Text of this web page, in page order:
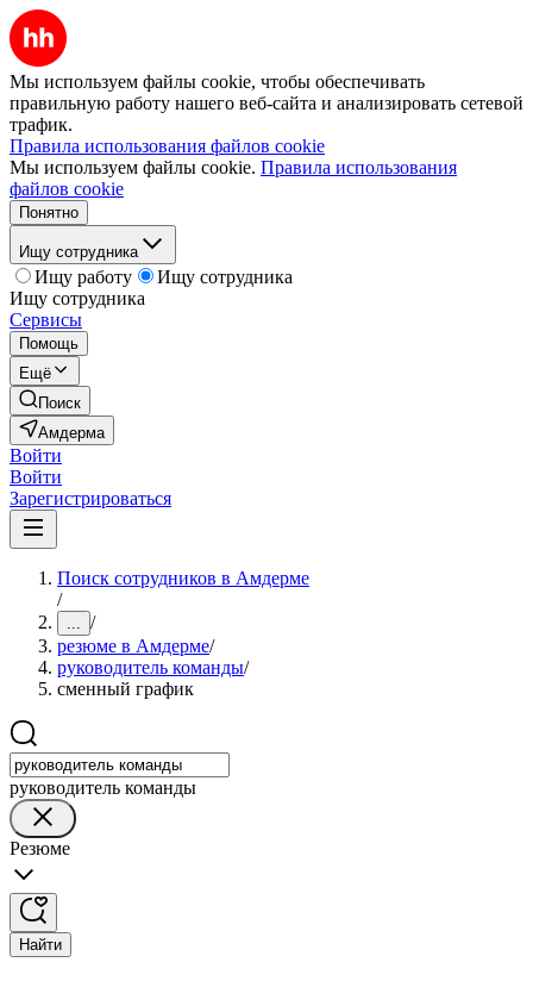
Мы используем файлы cookie, чтобы обеспечивать
правильную работу нашего веб-сайта и анализировать сетевой
трафик.
Правила использования файлов cookie
Мы используем файлы cookie. Правила использования
файлов cookie
Понятно
Ищу сотрудника
Ищу работу
Ищу сотрудника
Ищу сотрудника
Сервисы
Помощь
Ещё
Поиск
Амдерма
Войти
Войти
Зарегистрироваться
Поиск сотрудников в Амдерме
/
... /
резюме в Амдерме/
руководитель команды/
сменный график
руководитель команды
Резюме
Найти